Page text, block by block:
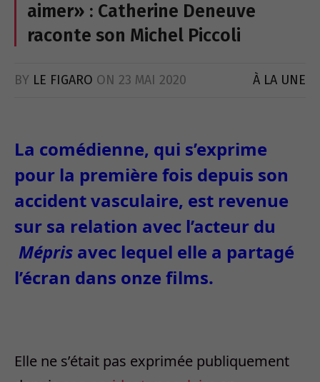
aimer» : Catherine Deneuve
raconte son Michel Piccoli
BY LE FIGARO ON 23 MAI 2020 À LA UNE
La comédienne, qui s’exprime
pour la première fois depuis son
accident vasculaire, est revenue
sur sa relation avec l’acteur du
Mépris avec lequel elle a partagé
l’écran dans onze films.
Elle ne s’était pas exprimée publiquement